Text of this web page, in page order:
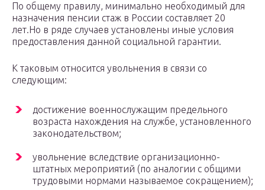
По общему правилу, минимально необходимый для
назначения пенсии стаж в России составляет 20
лет.Но в ряде случаев установлены иные условия
предоставления данной социальной гарантии.
К таковым относится увольнения в связи со
следующим:
достижение военнослужащим предельного
возраста нахождения на службе, установленного
законодательством;
увольнение вследствие организационно-
штатных мероприятий (по аналогии с общими
трудовыми нормами называемое сокращением);